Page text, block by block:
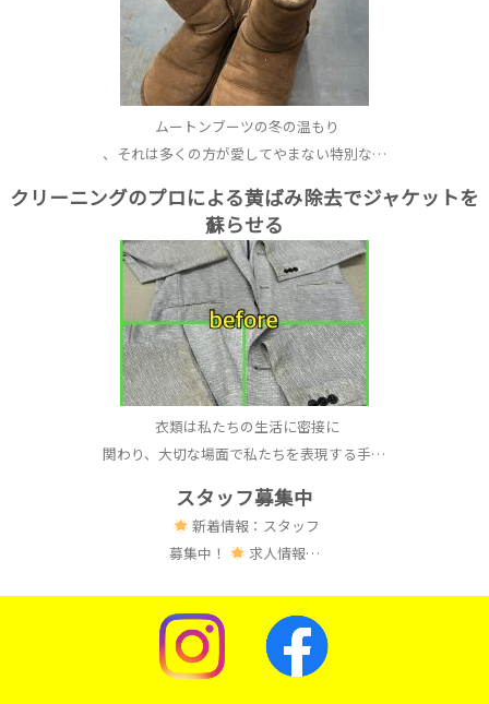
ムートンブーツの冬の温もり
、それは多くの方が愛してやまない特別な…
クリーニングのプロによる黄ばみ除去でジャケットを
蘇らせる
衣類は私たちの生活に密接に
関わり、大切な場面で私たちを表現する手…
スタッフ募集中
新着情報：スタッフ
募集中！
求人情報…